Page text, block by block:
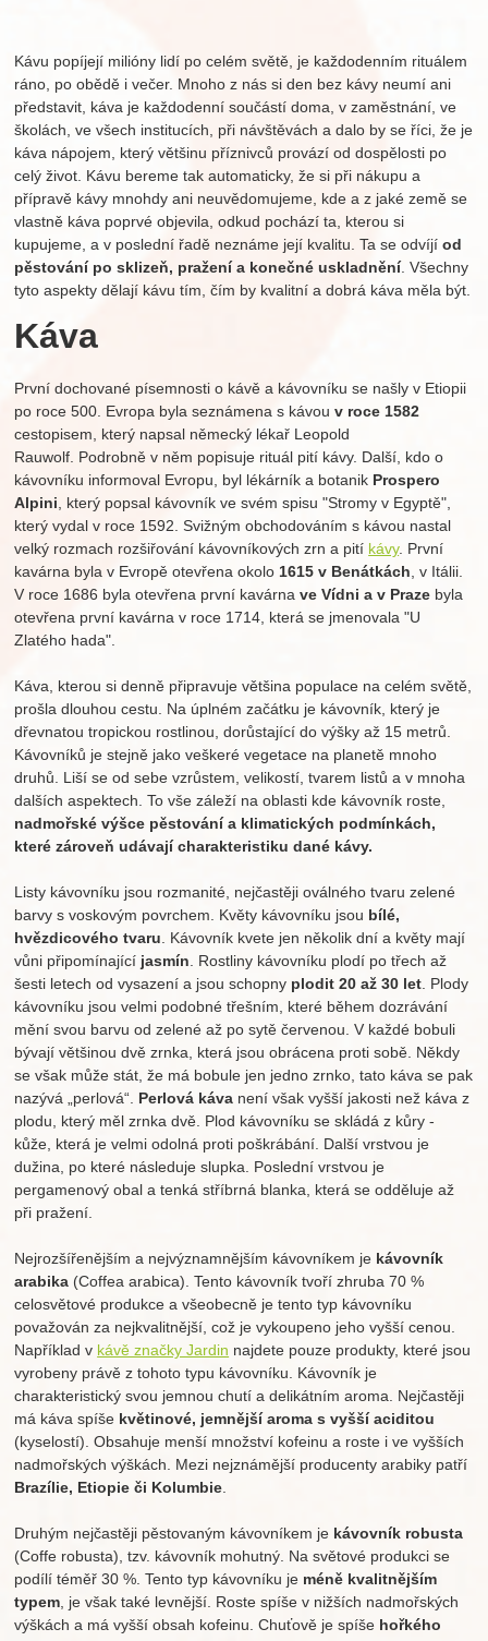
Kávu popíjejí milióny lidí po celém světě, je každodenním rituálem
ráno, po obědě i večer. Mnoho z nás si den bez kávy neumí ani
představit, káva je každodenní součástí doma, v zaměstnání, ve
školách, ve všech institucích, při návštěvách a dalo by se říci, že je
káva nápojem, který většinu příznivců provází od dospělosti po
celý život. Kávu bereme tak automaticky, že si při nákupu a
přípravě kávy mnohdy ani neuvědomujeme, kde a z jaké země se
vlastně káva poprvé objevila, odkud pochází ta, kterou si
kupujeme, a v poslední řadě neznáme její kvalitu. Ta se odvíjíod
pěstování po sklizeň, pražení a konečné uskladnění. Všechny
tyto aspekty dělají kávu tím, čím by kvalitní a dobrá káva měla být.
Káva
První dochované písemnosti o kávě a kávovníku se našly v Etiopii
po roce 500. Evropa byla seznámena s kávouv roce 1582
cestopisem, který napsal německý lékař Leopold
Rauwolf. Podrobně v něm popisuje rituál pití kávy. Další, kdo o
kávovníku informoval Evropu, byl lékárník a botanik Prospero
Alpini, který popsal kávovník ve svém spisu "Stromy v Egyptě",
který vydal v roce 1592. Svižným obchodováním s kávou nastal
velký rozmach rozšiřování kávovníkových zrn a pití kávy. První
kavárna byla v Evropě otevřena okolo1615 v Benátkách, v Itálii.
V roce 1686 byla otevřena první kavárnave Vídni a v Praze byla
otevřena první kavárna v roce 1714, která se jmenovala "U
Zlatého hada".
Káva, kterou si denně připravuje většina populace na celém světě,
prošla dlouhou cestu. Na úplném začátku je kávovník, který je
dřevnatou tropickou rostlinou, dorůstající do výšky až 15 metrů.
Kávovníků je stejně jako veškeré vegetace na planetě mnoho
druhů. Liší se od sebe vzrůstem, velikostí, tvarem listů a v mnoha
dalších aspektech. To vše záleží na oblasti kde kávovník roste,
nadmořské výšce pěstování a klimatických podmínkách,
které zároveň udávají charakteristiku dané kávy.
Listy kávovníku jsou rozmanité, nejčastěji oválného tvaru zelené
barvy s voskovým povrchem. Květy kávovníku jsou bílé,
hvězdicového tvaru. Kávovník kvete jen několik dní a květy mají
vůni připomínající jasmín. Rostliny kávovníku plodí po třech až
šesti letech od vysazení a jsou schopny plodit 20 až 30 let. Plody
kávovníku jsou velmi podobné třešním, které během dozrávání
mění svou barvu od zelené až po sytě červenou. V každé bobuli
bývají většinou dvě zrnka, která jsou obrácena proti sobě. Někdy
se však může stát, že má bobule jen jedno zrnko, tato káva se pak
nazývá „perlová“. Perlová káva není však vyšší jakosti než káva z
plodu, který měl zrnka dvě. Plod kávovníku se skládá z kůry -
kůže, která je velmi odolná proti poškrábání. Další vrstvou je
dužina, po které následuje slupka. Poslední vrstvou je
pergamenový obal a tenká stříbrná blanka, která se odděluje až
při pražení.
Nejrozšířenějším a nejvýznamnějším kávovníkem je kávovník
arabika (Coffea arabica). Tento kávovník tvoří zhruba 70 %
celosvětové produkce a všeobecně je tento typ kávovníku
považován za nejkvalitnější, což je vykoupeno jeho vyšší cenou.
Například v kávě značky Jardin najdete pouze produkty, které jsou
vyrobeny právě z tohoto typu kávovníku. Kávovník je
charakteristický svou jemnou chutí a delikátním aroma. Nejčastěji
má káva spíše květinové, jemnější aroma s vyšší aciditou
(kyselostí). Obsahuje menší množství kofeinu a roste i ve vyšších
nadmořských výškách. Mezi nejznámější producenty arabiky patří
Brazílie, Etiopie či Kolumbie.
Druhým nejčastěji pěstovaným kávovníkem je kávovník robusta
(Coffe robusta), tzv. kávovník mohutný. Na světové produkci se
podílí téměř 30 %. Tento typ kávovníku je méně kvalitnějším
typem, je však také levnější. Roste spíše v nižších nadmořských
výškách a má vyšší obsah kofeinu. Chuťově je spíše hořkého